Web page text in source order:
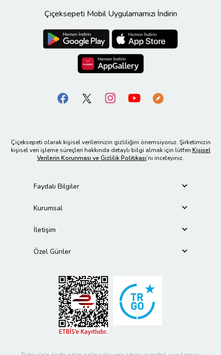
Çiçeksepeti Mobil Uygulamamızı İndirin
Çiçeksepeti olarak kişisel verilerinizin gizliliğini önemsiyoruz. Şirketimizin
kişisel veri işleme süreçleri hakkında detaylı bilgi almak için lütfen Kişisel
Verilerin Korunması ve Gizlilik Politikası’nı inceleyiniz.
Faydalı Bilgiler
Kurumsal
İletişim
Özel Günler